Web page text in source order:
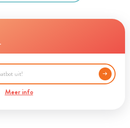
Meer info